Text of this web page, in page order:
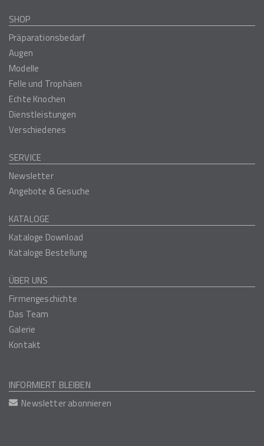
SHOP
Präparationsbedarf
Augen
Modelle
Felle und Trophäen
Echte Knochen
Dienstleistungen
Verschiedenes
SERVICE
Newsletter
Angebote & Gesuche
KATALOGE
Kataloge Download
Kataloge Bestellung
ÜBER UNS
Firmengeschichte
Das Team
Galerie
Kontakt
INFORMIERT BLEIBEN
Newsletter abonnieren